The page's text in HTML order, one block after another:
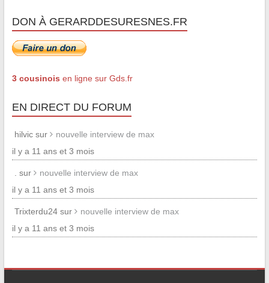
DON À GERARDDESURESNES.FR
3 cousinois en ligne sur Gds.fr
EN DIRECT DU FORUM
hilvic sur
nouvelle interview de max
il y a 11 ans et 3 mois
. sur
nouvelle interview de max
il y a 11 ans et 3 mois
Trixterdu24 sur
nouvelle interview de max
il y a 11 ans et 3 mois